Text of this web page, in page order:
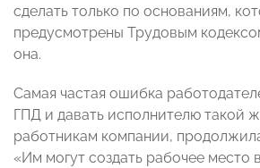
сделать только по основаниям,
предусмотрены Трудовым
она.
Самая частая ошибка
ГПД и давать исполнителю такой
работникам компании,
«Им могут создать рабочее место